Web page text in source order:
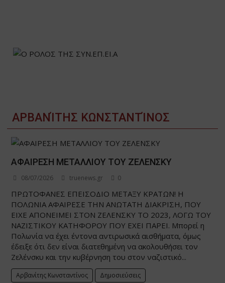
ΑΡΒΑΝΊΤΗΣ ΚΩΝΣΤΑΝΤΊΝΟΣ
ΑΦΑΙΡΕΣΗ ΜΕΤΑΛΛΙΟΥ ΤΟΥ ΖΕΛΕΝΣΚΥ
08/07/2026 truenews.gr 0
ΠΡΩΤΟΦΑΝΕΣ ΕΠΕΙΣΟΔΙΟ ΜΕΤΑΞΥ ΚΡΑΤΩΝ! Η
ΠΟΛΩΝΙΑ ΑΦΑΙΡΕΣΕ ΤΗΝ ΑΝΩΤΑΤΗ ΔΙΑΚΡΙΣΗ, ΠΟΥ
ΕΙΧΕ ΑΠΟΝΕΙΜΕΙ ΣΤΟΝ ΖΕΛΕΝΣΚΥ ΤΟ 2023, ΛΟΓΩ ΤΟΥ
ΝΑΖΙΣΤΙΚΟΥ ΚΑΤΗΦΟΡΟΥ ΠΟΥ ΕΧΕΙ ΠΑΡΕΙ. Μπορεί η
Πολωνία να έχει έντονα αντιρωσικά αισθήματα, όμως
έδειξε ότι δεν είναι διατεθημένη να ακολουθήσει τον
Ζελένσκυ και την κυβέρνηση του στον ναζιστικό...
Αρβανίτης Κωνσταντίνος Δημοσιεύσεις